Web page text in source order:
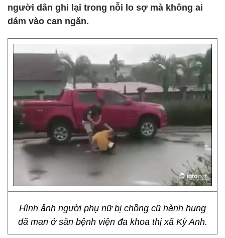
người dân ghi lại trong nỗi lo sợ mà không ai
dám vào can ngăn.
Hình ảnh người phụ nữ bị chồng cũ hành hung
dã man ở sân bệnh viện đa khoa thị xã Kỳ Anh.